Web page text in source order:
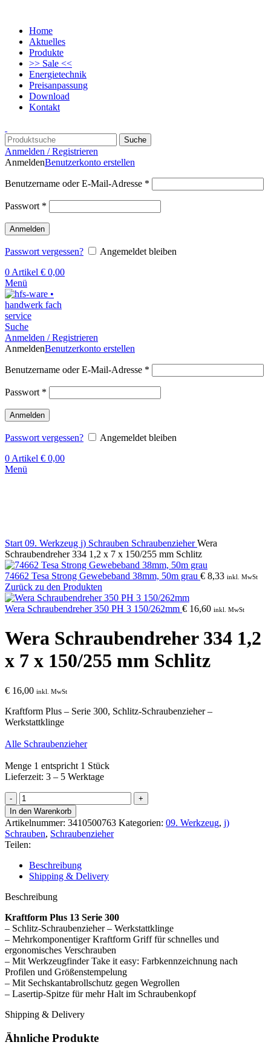
Home
Aktuelles
Produkte
>> Sale <<
Energietechnik
Preisanpassung
Download
Kontakt
Suche
Anmelden / Registrieren
AnmeldenBenutzerkonto erstellen
Benutzername oder E-Mail-Adresse *
Passwort *
Anmelden
Passwort vergessen?
Angemeldet bleiben
0 Artikel € 0,00
Menü
Suche
Anmelden / Registrieren
AnmeldenBenutzerkonto erstellen
Benutzername oder E-Mail-Adresse *
Passwort *
Anmelden
Passwort vergessen?
Angemeldet bleiben
0 Artikel € 0,00
Menü
Start 09. Werkzeug j) Schrauben SchraubenzieherWera
Schraubendreher 334 1,2 x 7 x 150/255 mm Schlitz
74662 Tesa Strong Gewebeband 38mm, 50m grau € 8,33 inkl. MwSt
Zurück zu den Produkten
Wera Schraubendreher 350 PH 3 150/262mm € 16,60 inkl. MwSt
Wera Schraubendreher 334 1,2
x 7 x 150/255 mm Schlitz
€ 16,00 inkl. MwSt
Kraftform Plus – Serie 300, Schlitz-Schraubenzieher –
Werkstattklinge
Alle Schraubenzieher
Menge 1 entspricht 1 Stück
Lieferzeit: 3 – 5 Werktage
Wera
Schraubendreher
334
1,2
x
7
x
150/255
mm
Schlitz
In den Warenkorb
Artikelnummer: 3410500763 Kategorien: 09. Werkzeug, j)
Schrauben, Schraubenzieher
Teilen:
Beschreibung
Shipping & Delivery
Beschreibung
Kraftform Plus 13 Serie 300
– Schlitz-Schraubenzieher – Werkstattklinge
– Mehrkomponentiger Kraftform Griff für schnelles und
ergonomisches Verschrauben
– Mit Werkzeugfinder Take it easy: Farbkennzeichnung nach
Profilen und Größenstempelung
– Mit Sechskantabrollschutz gegen Wegrollen
– Lasertip-Spitze für mehr Halt im Schraubenkopf
Shipping & Delivery
Ähnliche Produkte